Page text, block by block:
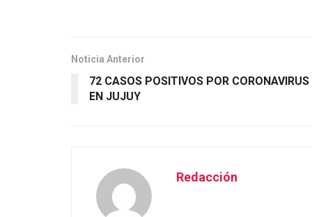
Noticia Anterior
72 CASOS POSITIVOS POR CORONAVIRUS
EN JUJUY
Redacción